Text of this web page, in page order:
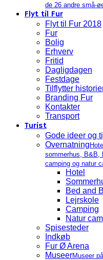
de 26 andre små-
Flyt til Fur
Flyt til Fur 2018
Fur
Bolig
Erhverv
Fritid
Dagligdagen
Festdage
Tilflytter
Branding Fur
Kontakter
Transport
Turist
Gode ideer og
Overnatning
sommerhus, B&B,
camping og natur
Hotel
Bed and
Lejrskole
Camping
Natur
Spisesteder
Indkøb
Fur Ø Arena
MuseerMuseer